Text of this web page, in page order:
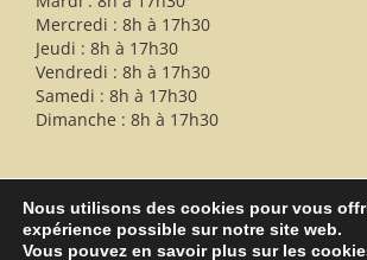
Mercredi : 8h à 17h30
Jeudi : 8h à 17h30
Vendredi : 8h à 17h30
Samedi : 8h à 17h30
Dimanche : 8h à 17h30
Nous utilisons des cookies pour vous
expérience possible sur notre site web.
Vous pouvez en savoir plus sur les